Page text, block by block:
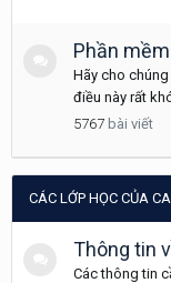
Phần mềm
Hãy cho
điều này rất
5767 bài viết
CÁC LỚP HỌC CỦA
Thông tin
Các thông tin